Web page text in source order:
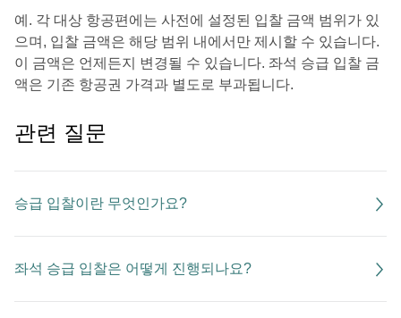
예. 각 대상 항공편에는 사전에 설정된 입찰 금액 범위가 있
으며, 입찰 금액은 해당 범위 내에서만 제시할 수 있습니다.
이 금액은 언제든지 변경될 수 있습니다. 좌석 승급 입찰 금
액은 기존 항공권 가격과 별도로 부과됩니다.
관련 질문
승급 입찰이란 무엇인가요?
좌석 승급 입찰은 어떻게 진행되나요?